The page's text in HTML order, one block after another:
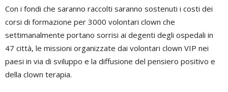
Con i fondi che saranno raccolti saranno sostenuti i costi dei
corsi di formazione per 3000 volontari clown che
settimanalmente portano sorrisi ai degenti degli ospedali in
47 città, le missioni organizzate dai volontari clown VIP nei
paesi in via di sviluppo e la diffusione del pensiero positivo e
della clown terapia.